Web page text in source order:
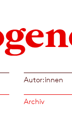
Autor:innen
Archiv